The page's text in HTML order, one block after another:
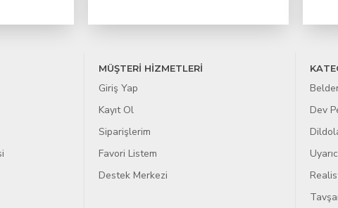
MÜŞTERİ HİZMETLERİ
Giriş Yap
Kayıt Ol
Siparişlerim
Favori Listem
Destek Merkezi
Dev